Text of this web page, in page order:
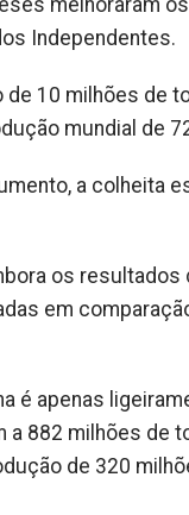
melhoraram
Independentes.
de 10 milhões de
mundial de
a colheita
os
em
é apenas
a 882 milhões de
de 320